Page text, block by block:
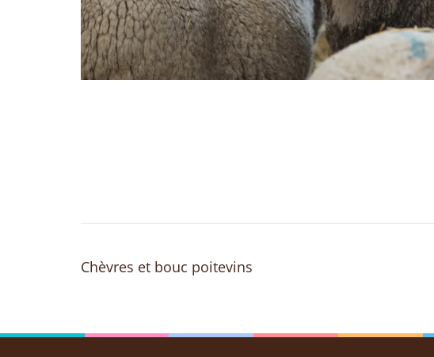
Post
Chèvres et bouc poitevins